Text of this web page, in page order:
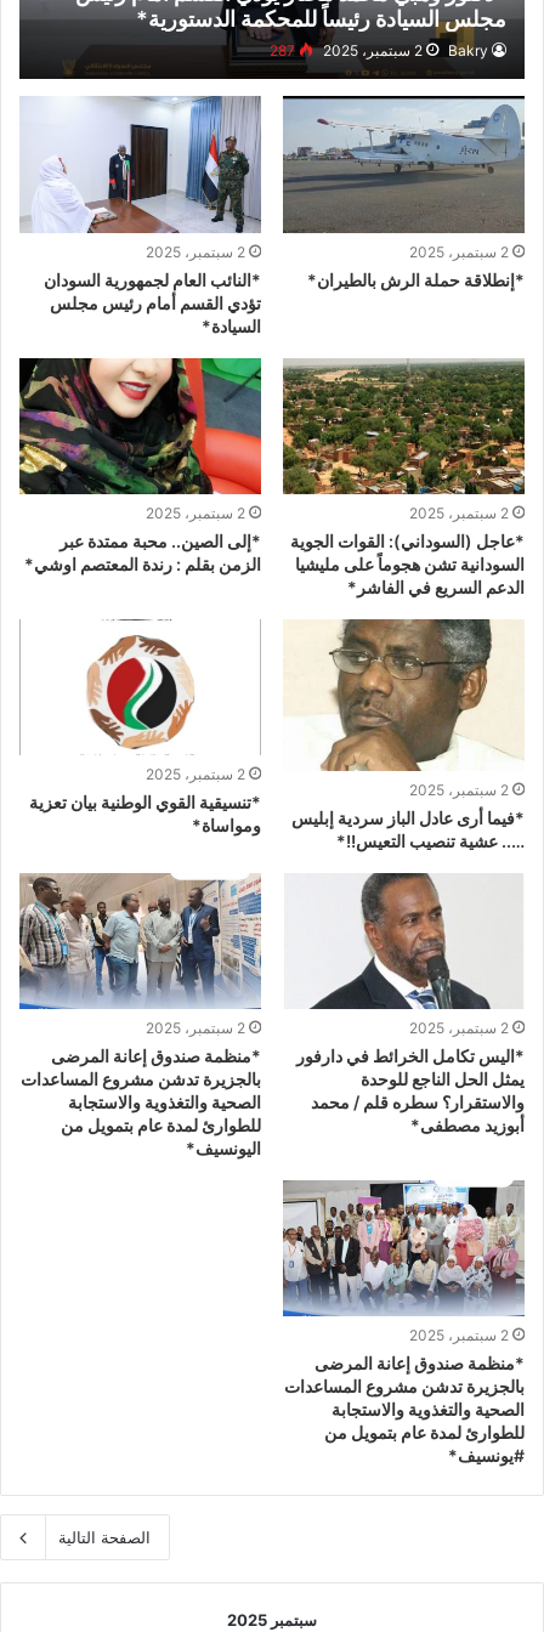
مجلس السيادة رئيساً للمحكمة الدستورية*
Bakry 2 سبتمبر، 2025 287
2 سبتمبر، 2025
*إنطلاقة حملة الرش بالطيران*
2 سبتمبر، 2025
*النائب العام لجمهورية السودان
تؤدي القسم أمام رئيس مجلس
السيادة*
2 سبتمبر، 2025
*عاجل (السوداني): القوات الجوية
السودانية تشن هجوماً على مليشيا
الدعم السريع في الفاشر*
2 سبتمبر، 2025
*إلى الصين.. محبة ممتدة عبر
الزمن بقلم : رندة المعتصم اوشي*
2 سبتمبر، 2025
*فيما أرى عادل الباز سردية إبليس
….. عشية تنصيب التعيس!!*
2 سبتمبر، 2025
*تنسيقية القوي الوطنية بيان تعزية
ومواساة*
2 سبتمبر، 2025
*اليس تكامل الخرائط في دارفور
يمثل الحل الناجع للوحدة
والاستقرار؟ سطره قلم / محمد
أبوزيد مصطفى*
2 سبتمبر، 2025
*منظمة صندوق إعانة المرضى
بالجزيرة تدشن مشروع المساعدات
الصحية والتغذوية والاستجابة
للطوارئ لمدة عام بتمويل من
اليونسيف*
2 سبتمبر، 2025
*منظمة صندوق إعانة المرضى
بالجزيرة تدشن مشروع المساعدات
الصحية والتغذوية والاستجابة
للطوارئ لمدة عام بتمويل من
#يونسيف*
الصفحة التالية
سبتمبر 2025